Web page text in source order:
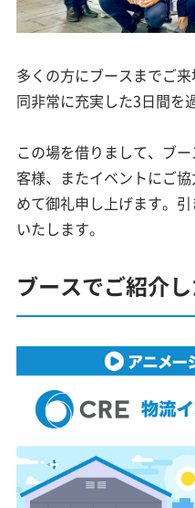
多くの方にブースまでご
同非常に充実した3日間を
この場を借りまして、ブ
客様、またイベントにご
めて御礼申し上げます。
いたします。
ブースでご紹介